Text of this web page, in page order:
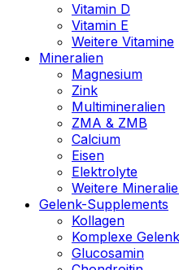
Vitamin D
Vitamin E
Weitere Vitamine
Mineralien
Magnesium
Zink
Multimineralien
ZMA & ZMB
Calcium
Eisen
Elektrolyte
Weitere
Gelenk-Supplements
Kollagen
Komplexe
Glucosamin